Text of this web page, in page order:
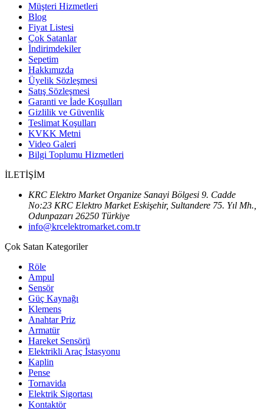
Müşteri Hizmetleri
Blog
Fiyat Listesi
Çok Satanlar
İndirimdekiler
Sepetim
Hakkımızda
Üyelik Sözleşmesi
Satış Sözleşmesi
Garanti ve İade Koşulları
Gizlilik ve Güvenlik
Teslimat Koşulları
KVKK Metni
Video Galeri
Bilgi Toplumu Hizmetleri
İLETİŞİM
KRC Elektro Market Organize Sanayi Bölgesi 9. Cadde
No:23 KRC Elektro Market Eskişehir, Sultandere 75. Yıl Mh.,
Odunpazarı 26250 Türkiye
info@krcelektromarket.com.tr
Çok Satan Kategoriler
Röle
Ampul
Sensör
Güç Kaynağı
Klemens
Anahtar Priz
Armatür
Hareket Sensörü
Elektrikli Araç İstasyonu
Kaplin
Pense
Tornavida
Elektrik Sigortası
Kontaktör